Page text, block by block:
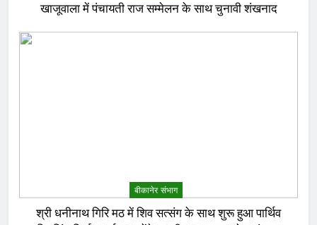
खाजूवाला में पंचायती राज सम्मेलन के साथ चुनावी शंखनाद
बीकानेर संभाग
श्री धनीनाथ गिरि मठ में शिव सत्संग के साथ शुरू हुआ पार्थिव